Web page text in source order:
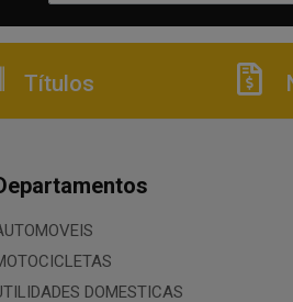
Títulos
DOMESTICAS